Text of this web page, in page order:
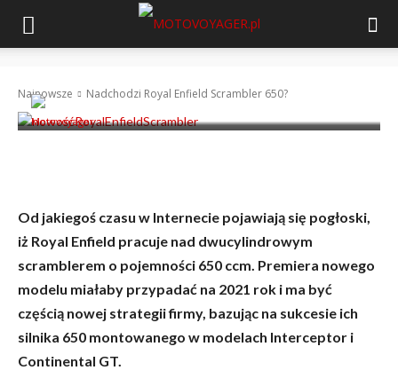
Najnowsze Nadchodzi Royal Enfield Scrambler 650?
Od jakiegoś czasu w Internecie pojawiają się pogłoski,
iż Royal Enfield pracuje nad dwucylindrowym
scramblerem o pojemności 650 ccm. Premiera nowego
modelu miałaby przypadać na 2021 rok i ma być
częścią nowej strategii firmy, bazując na sukcesie ich
silnika 650 montowanego w modelach Interceptor i
Continental GT.